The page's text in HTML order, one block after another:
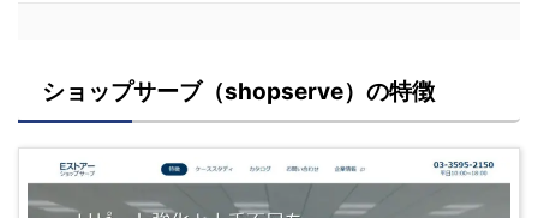
ショップサーブ（shopserve）の特徴